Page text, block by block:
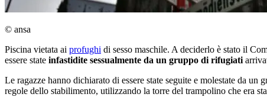
© ansa
Piscina vietata ai profughi di sesso maschile. A deciderlo è stato il
essere state infastidite sessualmente da un gruppo di rifugiati
Le ragazze hanno dichiarato di essere state seguite e molestate da
regole dello stabilimento, utilizzando la torre del trampolino che era